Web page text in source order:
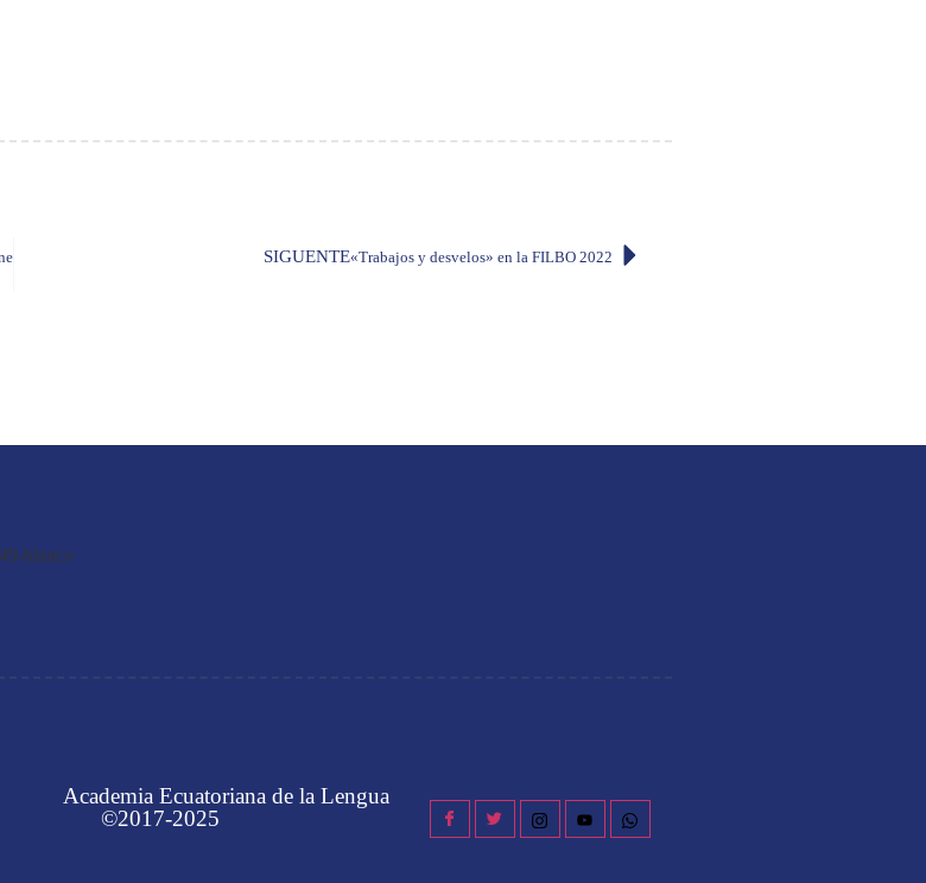
abiertas SIGUENTE«Trabajos y desvelos» en la FILBO 2022
Academia Ecuatoriana de la Lengua
©2017-2025